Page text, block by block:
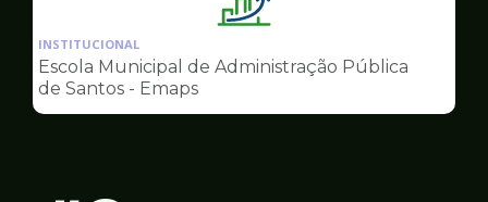
Ilustração
pagina
Gestão
INSTITUCIONAL
Escola Municipal de Administração Pública
de Santos - Emaps